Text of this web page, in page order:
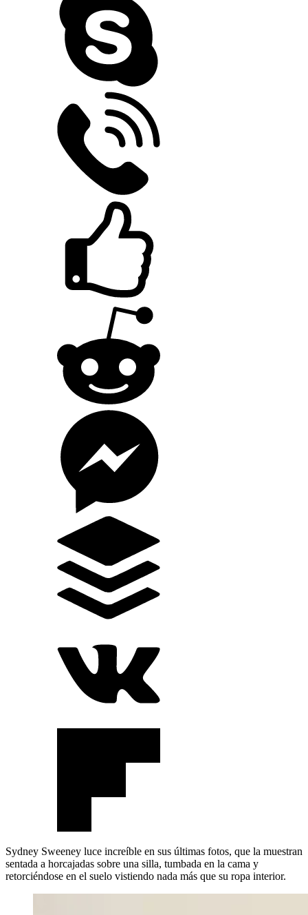
Sydney Sweeney luce increíble en sus últimas fotos, que la muestran
sentada a horcajadas sobre una silla, tumbada en la cama y
retorciéndose en el suelo vistiendo nada más que su ropa interior.